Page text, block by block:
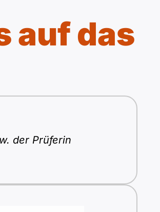
auf das
der Prüferin